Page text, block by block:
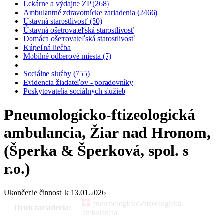
Lekárne a výdajne ZP (268)
Ambulantné zdravotnícke zariadenia (2466)
Ústavná starostlivosť (50)
Ústavná ošetrovateľská starostlivosť
Domáca ošetrovateľská starostlivosť
Kúpeľná liečba
Mobilné odberové miesta (7)
Sociálne služby (755)
Evidencia žiadateľov - poradovníky
Poskytovatelia sociálnych služieb
Pneumologicko-ftizeologická
ambulancia, Žiar nad Hronom,
(Šperka & Šperková, spol. s
r.o.)
Ukončenie činnosti k 13.01.2026
Druh zariadenia:
pneumologicko-ftizeologická
ambulancia